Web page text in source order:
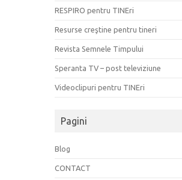
RESPIRO pentru TINEri
Resurse creştine pentru tineri
Revista Semnele Timpului
Speranta TV – post televiziune
Videoclipuri pentru TINEri
Pagini
Blog
CONTACT